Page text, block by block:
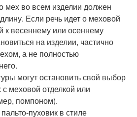
мех во всем изделии должен
Если речь идет о меховой
к весеннему или осеннему
на изделии, частично
а не полностью
могут остановить свой выбор
меховой отделкой или
помпоном).
пуховик в стиле